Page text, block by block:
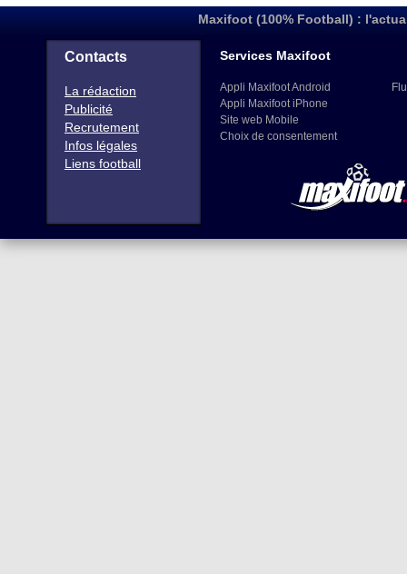
Maxifoot (100% Football) :
Contacts
La rédaction
Publicité
Recrutement
Infos légales
Liens football
Services Maxifoot
Appli Maxifoot Android
Appli Maxifoot iPhone
Site web Mobile
Choix de consentement